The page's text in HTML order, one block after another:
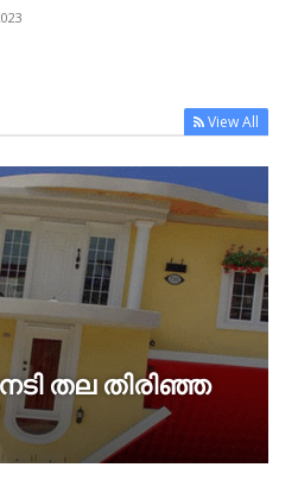
View All
തല തിരിഞ്ഞ